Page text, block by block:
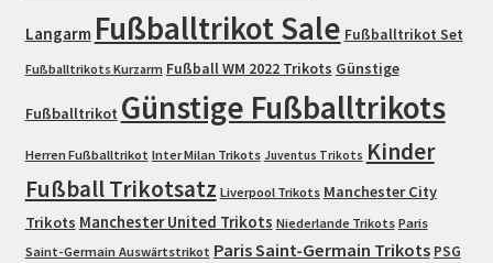
Langarm Fußballtrikot Sale Fußballtrikot Set
Fußballtrikots Kurzarm Fußball WM 2022 Trikots Günstige
Fußballtrikot Günstige Fußballtrikots
Herren Fußballtrikot Inter Milan Trikots Juventus Trikots Kinder
Fußball Trikotsatz Liverpool Trikots Manchester City
Trikots Manchester United Trikots Niederlande Trikots Paris
Saint-Germain Auswärtstrikot Paris Saint-Germain Trikots PSG